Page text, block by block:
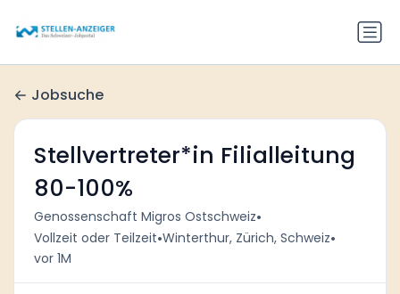
Jobsuche
Stellvertreter*in Filialleitung
80-100%
Genossenschaft Migros Ostschweiz•
Vollzeit oder Teilzeit•Winterthur, Zürich, Schweiz•
vor 1M